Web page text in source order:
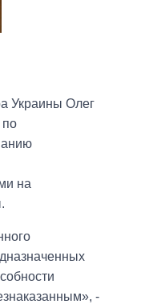
Украины Олег
по
на
-